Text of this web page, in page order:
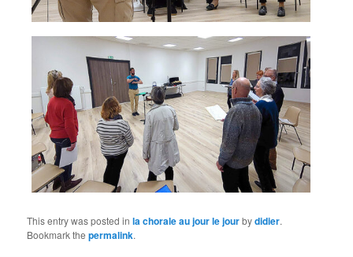
This entry was posted inla chorale au jour le jourbydidier.
Bookmark thepermalink.